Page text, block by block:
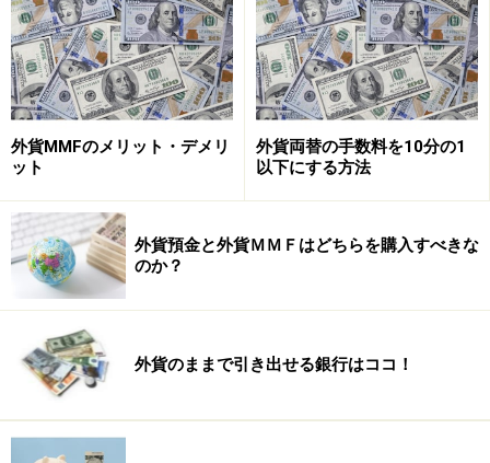
外貨MMFのメリット・デメリ
ット
外貨両替の手数料を10分の1
以下にする方法
外貨預金と外貨ＭＭＦはどちらを購入すべきな
のか？
外貨のままで引き出せる銀行はココ！